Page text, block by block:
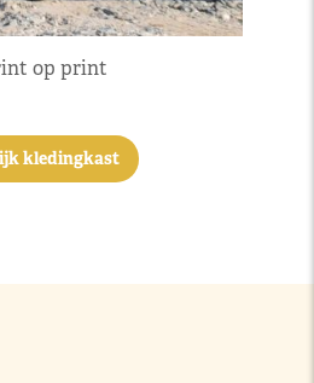
op print
kledingkast